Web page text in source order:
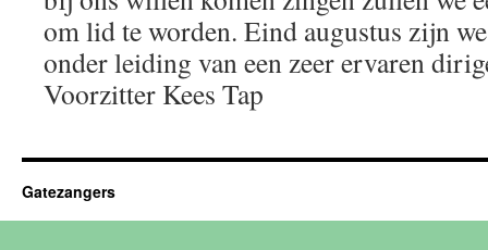
om lid te worden. Eind augustus zijn
onder leiding van een zeer ervaren
Voorzitter Kees Tap
Gatezangers